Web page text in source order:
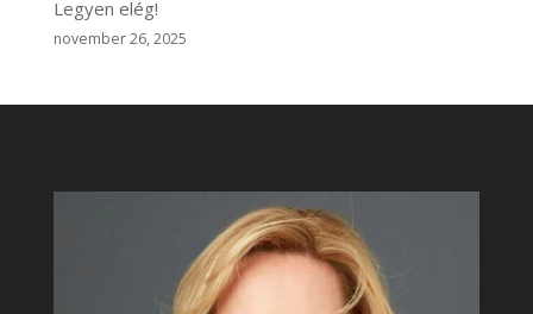
Legyen elég!
november 26, 2025